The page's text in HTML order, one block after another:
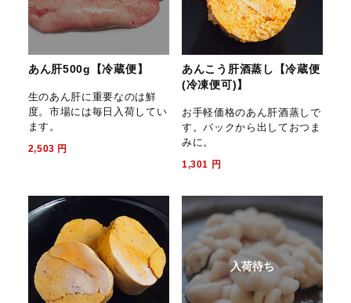
あん肝500g【冷蔵便】
生のあん肝に重要なのは鮮
度。市場には毎日入荷してい
ます。
2,503 円
あんこう肝酒蒸し【冷蔵便
(冷凍便可)】
お手軽価格のあん肝酒蒸しで
す。パックから出しておつま
みに。
1,301 円
入荷待ち